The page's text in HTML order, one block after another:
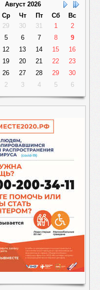
Август 2026
Ср Чт Пт Сб
Вс
29 30 31 1
2
5 6 7 8
9
12 13 14 15
16
19 20 21 22
23
26 27 28 29
30
2 3 4 5 6